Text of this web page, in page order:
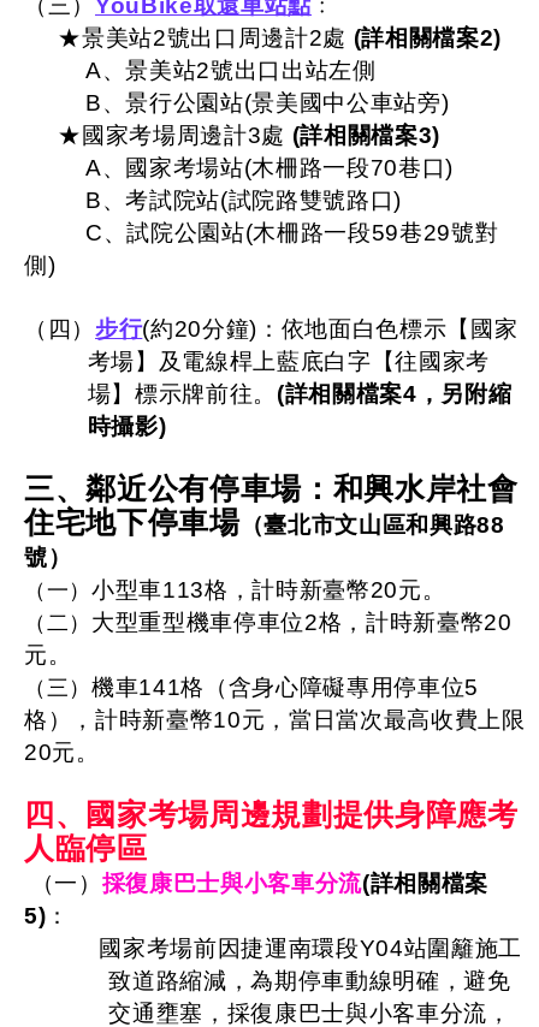
★景美站2號出口周邊計2處 (詳相關檔案2)
A、景美站2號出口出站左側
B、景行公園站(景美國中公車站旁)
★國家考場周邊計3處 (詳相關檔案3)
A、國家考場站(木柵路一段70巷口)
B、考試院站(試院路雙號路口)
C、試院公園站(木柵路一段59巷29號對
側)
（四） 步行(約20分鐘)：依地面白色標示【國家
考場】及電線桿上藍底白字【往國家考
場】標示牌前往。 (詳相關檔案4，另附縮
時攝影)
三、鄰近公有停車場：和興水岸社會
住宅地下停車場（臺北市文山區和興路88
號）
（一） 小型車113格，計時新臺幣20元。
（二） 大型重型機車停車位2格，計時新臺幣20
元。
（三） 機車141格（含身心障礙專用停車位5
格），計時新臺幣10元，當日當次最高收費上限
20元。
四、國家考場周邊規劃提供身障應考
人臨停區
（一） 採復康巴士與小客車分流(詳相關檔案
5) ：
國家考場前因捷運南環段Y04站圍籬施工
致道路縮減，為期停車動線明確，避免
交通壅塞，採復康巴士與小客車分流，